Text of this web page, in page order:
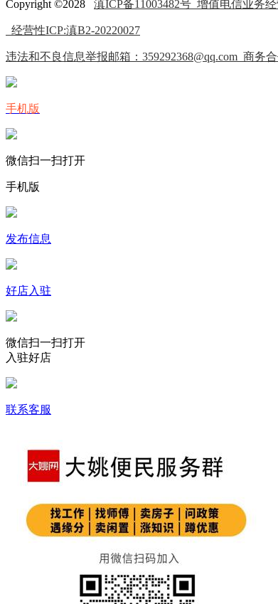
Copyright ©2028 滇ICP备11003482号 增值电信业务
经营性ICP:滇B2-20220027
违法和不良信息举报邮箱：359292368@qq.com 商务
手机版
微信扫一扫打开
手机版
发布信息
好店入驻
微信扫一扫打开
入驻好店
联系客服